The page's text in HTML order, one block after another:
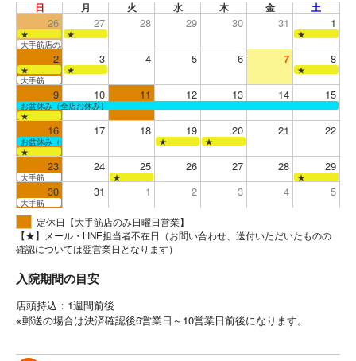
日 月 火 水 木 金 土
26 27 28 29 30 31 1
★ ★
★
大手筋店のみ営業
2 3 4 5 6 7 8
★ ★
★
大手筋
9 10 11 12 13 14 15
お盆休み（全店お休み）
★
16 17 18 19 20 21 22
お盆休み（全店お休み） ★
★
★
23 24 25 26 27 28 29
大手筋 ★ ★
30 31 1 2 3 4 5
大手筋
定休日【大手筋店のみ日曜日営業】
【★】メール・LINE担当者不在日（お問い合わせ、送付いただいたものの
確認については翌営業日となります）
入院期間の目安
店頭持込：1週間前後
※郵送の場合は決済確認後6営業日～10営業日前後になります。